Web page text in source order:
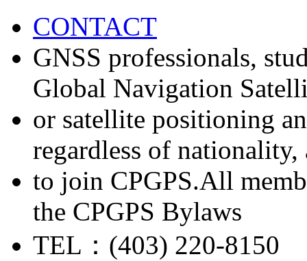
CONTACT
GNSS professionals,
Global Navigation
or satellite positioning
regardless of nationality,
to join CPGPS.All
the CPGPS Bylaws
TEL：(403) 220-8150